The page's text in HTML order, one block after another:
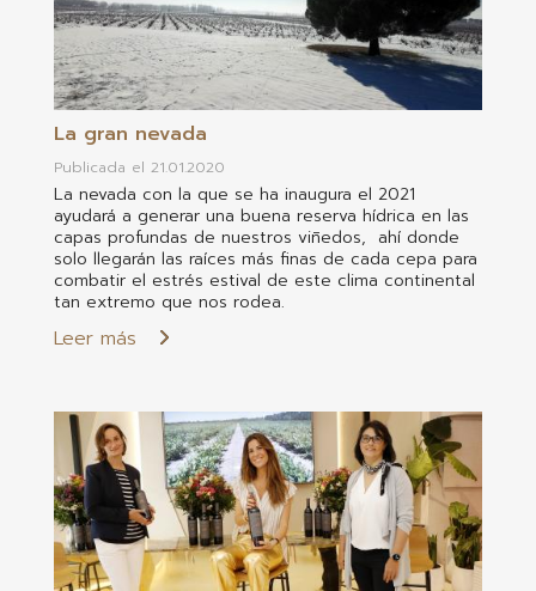
La gran nevada
Publicada el 21.01.2020
La nevada con la que se ha inaugura el 2021
ayudará a generar una buena reserva hídrica en las
capas profundas de nuestros viñedos, ahí donde
solo llegarán las raíces más finas de cada cepa para
combatir el estrés estival de este clima continental
tan extremo que nos rodea.
Leer más